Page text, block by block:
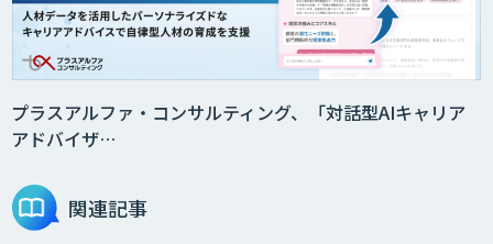
2層ナレッジ×AIで顧客コミュニケーシ
ョンを効率化「ZEROCK」
プラスアルファ・コンサルティング、「対話型AIキャリア
アドバイザ…
関連記事